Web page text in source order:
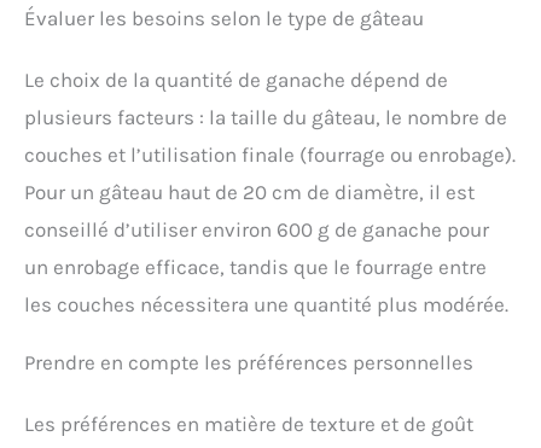
Évaluer les besoins selon le type de gâteau
Le choix de la quantité de ganache dépend de
plusieurs facteurs : la taille du gâteau, le nombre de
couches et l’utilisation finale (fourrage ou enrobage).
Pour un gâteau haut de 20 cm de diamètre, il est
conseillé d’utiliser environ 600 g de ganache pour
un enrobage efficace, tandis que le fourrage entre
les couches nécessitera une quantité plus modérée.
Prendre en compte les préférences personnelles
Les préférences en matière de texture et de goût